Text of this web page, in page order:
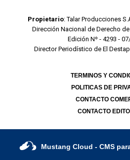
Propietario: Talar Producciones
Dirección Nacional de Derecho
Edición Nº - 4293 -
Director Periodístico de El
TERMINOS Y
POLITICAS DE
CONTACTO
CONTACTO
Mustang Cloud - CMS